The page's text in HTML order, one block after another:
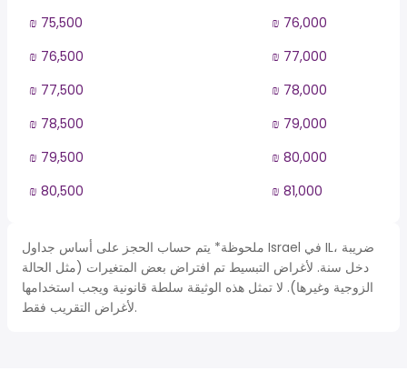
₪ 75,500
₪ 76,000
₪ 76,500
₪ 77,000
₪ 77,500
₪ 78,000
₪ 78,500
₪ 79,000
₪ 79,500
₪ 80,000
₪ 80,500
₪ 81,000
ملحوظة* يتم حساب الحجز على أساس جداول Israel في IL، ضريبة
دخل سنة. لأغراض التبسيط تم افتراض بعض المتغيرات (مثل الحالة
الزوجية وغيرها). لا تمثل هذه الوثيقة سلطة قانونية ويجب استخدامها
لأغراض التقريب فقط.